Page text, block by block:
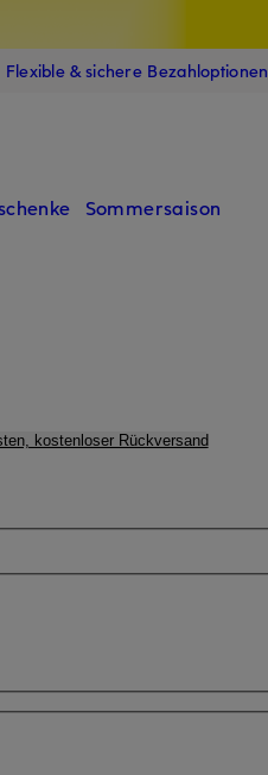
Flexible & sichere Bezahloptionen
Sommersaison
kostenloser Rückversand